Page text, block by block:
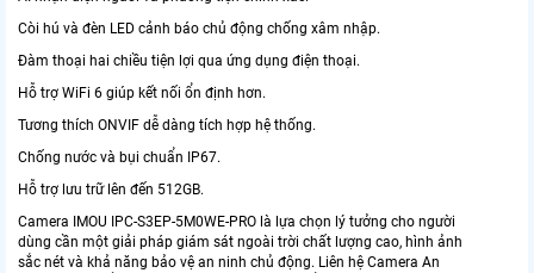
Còi hú và đèn LED cảnh báo chủ động chống xâm nhập.
Đàm thoại hai chiều tiện lợi qua ứng dụng điện thoại.
Hỗ trợ WiFi 6 giúp kết nối ổn định hơn.
Tương thích ONVIF dễ dàng tích hợp hệ thống.
Chống nước và bụi chuẩn IP67.
Hỗ trợ lưu trữ lên đến 512GB.
Camera IMOU IPC-S3EP-5M0WE-PRO là lựa chọn lý tưởng cho người
dùng cần một giải pháp giám sát ngoài trời chất lượng cao, hình ảnh
sắc nét và khả năng bảo vệ an ninh chủ động. Liên hệ Camera An